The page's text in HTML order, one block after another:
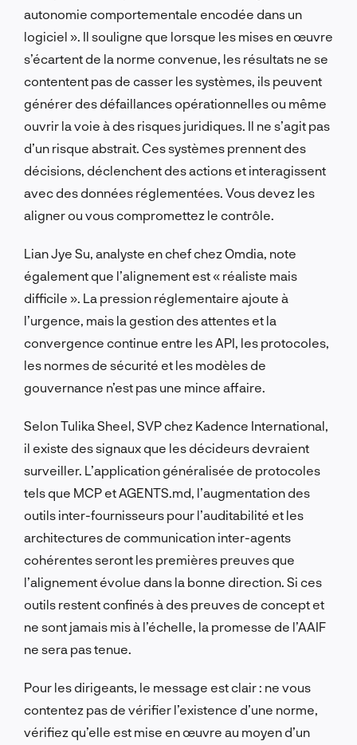
autonomie comportementale encodée dans un
logiciel ». Il souligne que lorsque les mises en œuvre
s’écartent de la norme convenue, les résultats ne se
contentent pas de casser les systèmes, ils peuvent
générer des défaillances opérationnelles ou même
ouvrir la voie à des risques juridiques. Il ne s’agit pas
d’un risque abstrait. Ces systèmes prennent des
décisions, déclenchent des actions et interagissent
avec des données réglementées. Vous devez les
aligner ou vous compromettez le contrôle.
Lian Jye Su, analyste en chef chez Omdia, note
également que l’alignement est « réaliste mais
difficile ». La pression réglementaire ajoute à
l’urgence, mais la gestion des attentes et la
convergence continue entre les API, les protocoles,
les normes de sécurité et les modèles de
gouvernance n’est pas une mince affaire.
Selon Tulika Sheel, SVP chez Kadence International,
il existe des signaux que les décideurs devraient
surveiller. L’application généralisée de protocoles
tels que MCP et AGENTS.md, l’augmentation des
outils inter-fournisseurs pour l’auditabilité et les
architectures de communication inter-agents
cohérentes seront les premières preuves que
l’alignement évolue dans la bonne direction. Si ces
outils restent confinés à des preuves de concept et
ne sont jamais mis à l’échelle, la promesse de l’AAIF
ne sera pas tenue.
Pour les dirigeants, le message est clair : ne vous
contentez pas de vérifier l’existence d’une norme,
vérifiez qu’elle est mise en œuvre au moyen d’un